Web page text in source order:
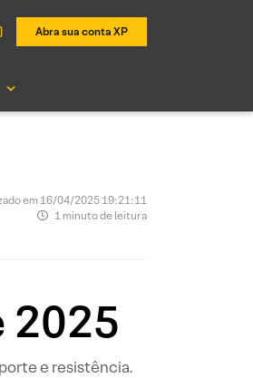
Abra sua conta XP
em 16/04/2025 19:21:11
1 minuto de leitura
2025
e resistência.